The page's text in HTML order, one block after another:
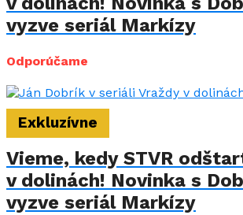
vyzve seriál Markízy
Odporúčame
Exkluzívne
Vieme, kedy STVR
v dolinách! Novinka s
vyzve seriál Markízy